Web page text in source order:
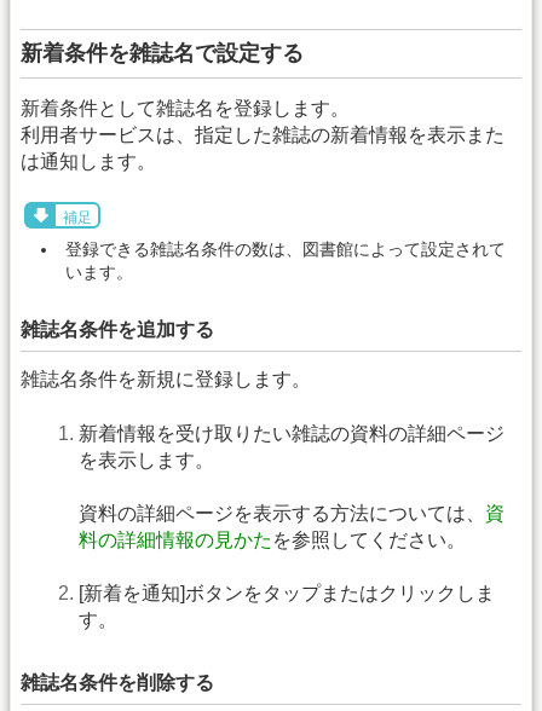
新着条件を雑誌名で設定する
新着条件として雑誌名を登録します。
利用者サービスは、指定した雑誌の新着情報を表示また
は通知します。
補足
登録できる雑誌名条件の数は、図書館によって設定されて
います。
雑誌名条件を追加する
雑誌名条件を新規に登録します。
新着情報を受け取りたい雑誌の資料の詳細ページ
を表示します。
資料の詳細ページを表示する方法については、 資
料の詳細情報の見かた を参照してください。
[新着を通知]ボタンをタップまたはクリックしま
す。
雑誌名条件を削除する